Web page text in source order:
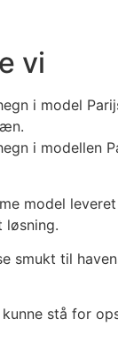
vi
i model
i modellen
model
løsning.
smukt til
kunne stå for